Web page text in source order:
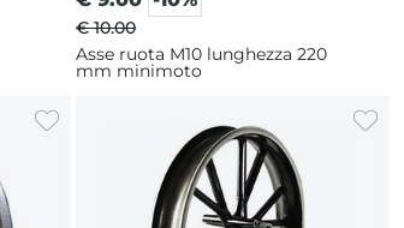
€ 10.00
Asse ruota M10 lunghezza 220
mm minimoto